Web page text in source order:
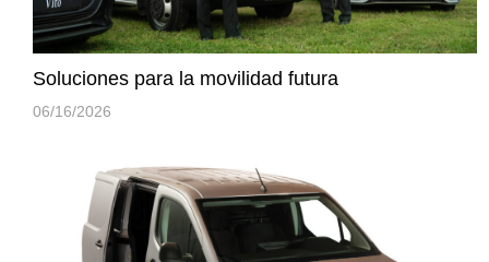
Soluciones para la movilidad futura
06/16/2026